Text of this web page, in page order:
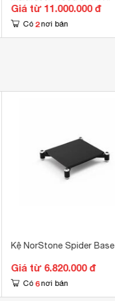
Giá từ 11.000.000 đ
Có 2 nơi bán
Kệ NorStone Spider Base
Giá từ 6.820.000 đ
Có 6 nơi bán